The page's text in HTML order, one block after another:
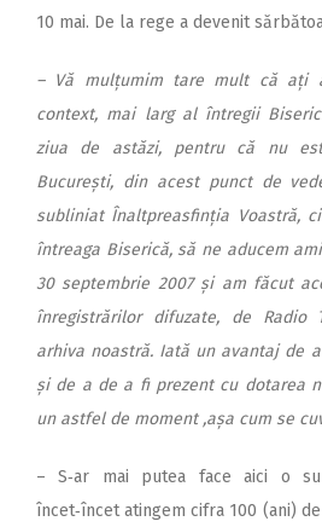
10 mai. De la rege a devenit
– Vă mulțumim tare mult că ați
context, mai larg al întregii
ziua de astăzi, pentru că nu
București, din acest punct de
subliniat Înaltpreasfinția Voastră,
întreaga Biserică, să ne aducem
30 septembrie 2007 și am făcut
înregistrărilor difuzate, de
arhiva noastră. Iată un avantaj de
și de a de a fi prezent cu dotarea
un astfel de moment ,așa cum se
– S‑ar mai putea face aici o
încet‑încet atingem cifra 100 (ani)